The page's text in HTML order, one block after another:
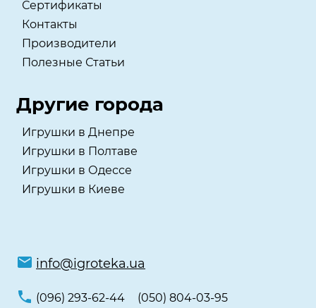
Сертификаты
Контакты
Производители
Полезные Статьи
Другие города
Игрушки в Днепре
Игрушки в Полтаве
Игрушки в Одессе
Игрушки в Киеве
info@igroteka.ua
(096) 293-62-44 (050) 804-03-95